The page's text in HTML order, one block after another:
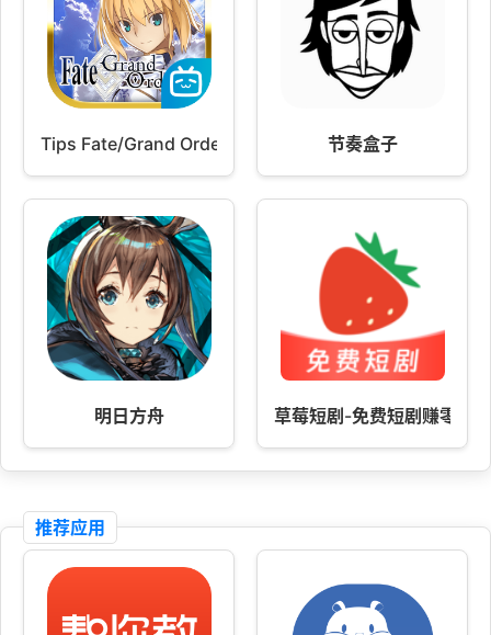
Tips Fate/Grand Order 节奏盒子
明日方舟 草莓短剧-免费短剧赚零花
推荐应用